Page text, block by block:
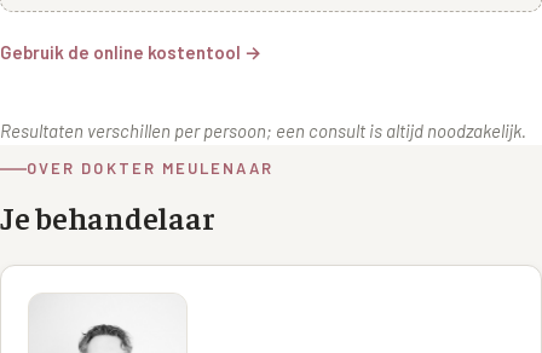
Gebruik de online kostentool →
Resultaten verschillen per persoon; een consult is altijd noodzakelijk.
OVER DOKTER MEULENAAR
Je behandelaar